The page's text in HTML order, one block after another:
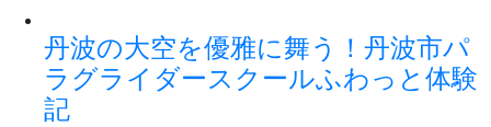
丹波の大空を優雅に舞う！丹波市パ
ラグライダースクールふわっと体験
記